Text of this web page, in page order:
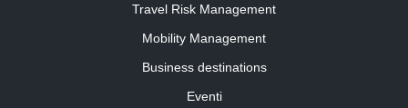
Travel Risk Management
Mobility Management
Business destinations
Eventi